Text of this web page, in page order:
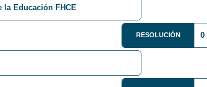
la Educación FHCE
RESOLUCIÓN 0